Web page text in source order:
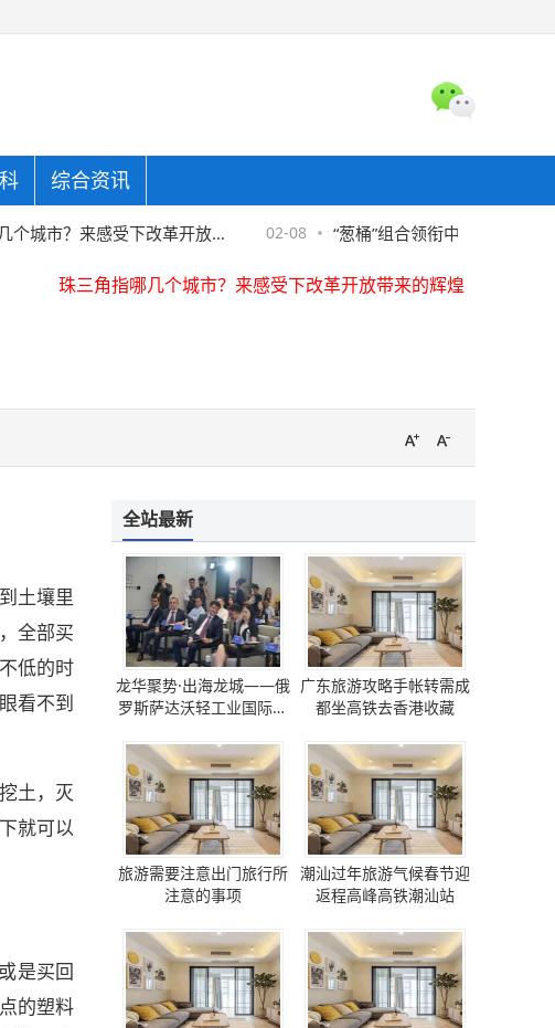
综合资讯
城市？来感受下改革开放带 02-08 “葱桶”组合领衔中国花样滑冰队
珠三角指哪几个城市？来感受下改革开放带来的辉煌
京东金融协助警方破获金融骗局，"反催收"套路须严防
全国首家螺蛳粉产业学院在柳州职业技术学院揭牌
京东金融协助警方破获金融骗局，"反催收"套路须严防
土壤里
全部买
低的时
看不到
土，灭
就可以
是买回
的塑料
全站最新
龙华聚势·出海龙城——俄
罗斯萨达沃轻工业国际论
广东旅游攻略手帐转需成
都坐高铁去香港收藏
旅游需要注意出门旅行所
注意的事项
潮汕过年旅游气候春节迎
返程高峰高铁潮汕站